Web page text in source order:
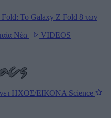
Το Galaxy Z Fold 8 των
Νέα | VIDEOS
ΗΧΟΣ/ΕΙΚΟΝΑ Science